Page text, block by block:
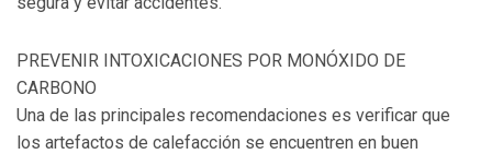
PREVENIR INTOXICACIONES POR MONÓXIDO DE
CARBONO
Una de las principales recomendaciones es verificar que
los artefactos de calefacción se encuentren en buen